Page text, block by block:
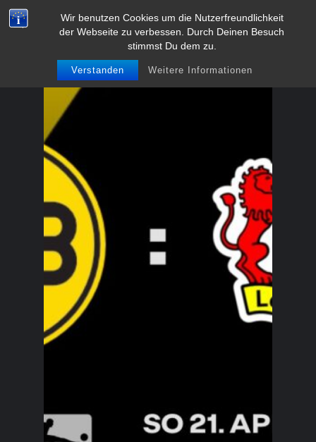
Wir benutzen Cookies um die Nutzerfreundlichkeit
der Webseite zu verbessen. Durch Deinen Besuch
stimmst Du dem zu.
Verstanden Weitere Informationen
Zum
BVB-Fanclub Meschede 1991
e.V.